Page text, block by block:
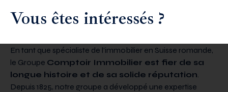
Vous êtes intéressés ?
En tant que spécialiste de l’immobilier en Suisse romande,
le Groupe Comptoir Immobilier est fier de sa
longue histoire et de sa solide réputation.
Depuis 1825, notre groupe a développé une expertise